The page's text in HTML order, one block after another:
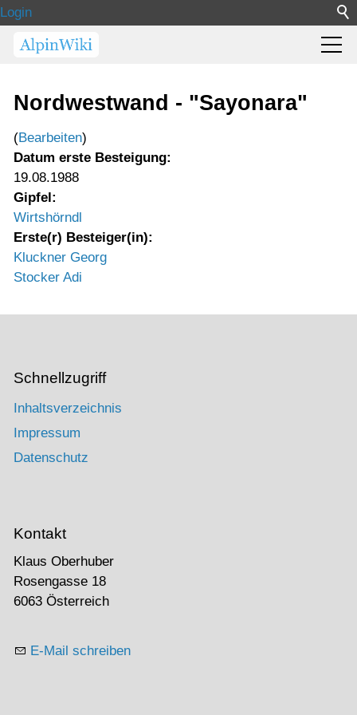
Login
Nordwestwand - "Sayonara"
(Bearbeiten)
Datum erste Besteigung:
19.08.1988
Gipfel:
Wirtshörndl
Erste(r) Besteiger(in):
Kluckner Georg
Stocker Adi
Schnellzugriff
Inhaltsverzeichnis
Impressum
Datenschutz
Kontakt
Klaus Oberhuber
Rosengasse 18
6063 Österreich
E-Mail schreiben